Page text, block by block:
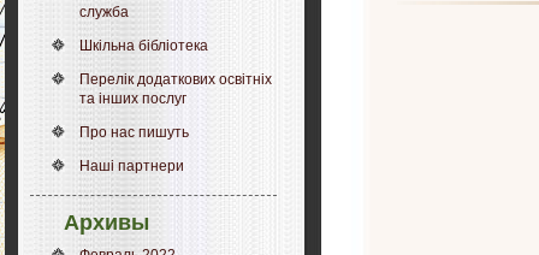
служба
Шкільна бібліотека
Перелік додаткових освітніх
та інших послуг
Про нас пишуть
Наші партнери
Архивы